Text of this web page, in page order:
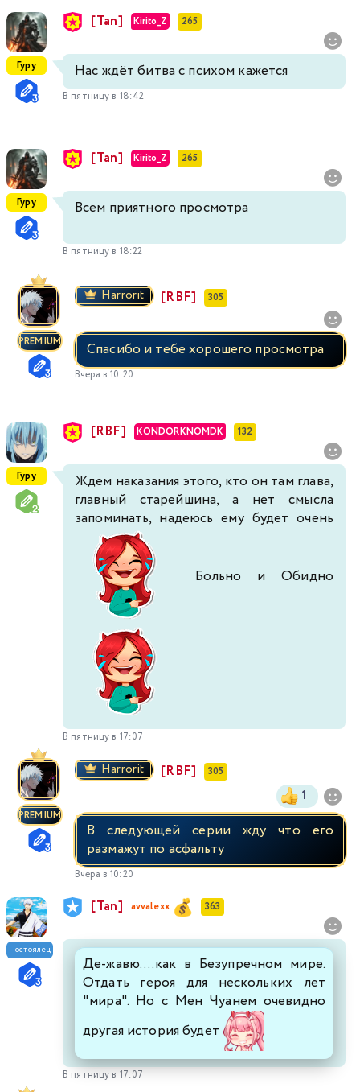
Гуру
[Tan] Kirito_Z 265
Нас ждёт битва с психом кажется
В пятницу в 18:42
Гуру
[Tan] Kirito_Z 265
Всем приятного просмотра
В пятницу в 18:22
PREMIUM
Harrorit [RBF] 305
Спасибо и тебе хорошего просмотра
Вчера в 10:20
Гуру
[RBF] KONDORKNOMDK 132
Ждем наказания этого, кто он там глава,
главный старейшина, а нет смысла
запоминать, надеюсь ему будет очень
Больно и Обидно
В пятницу в 17:07
PREMIUM
Harrorit [RBF] 305
1
В следующей серии жду что его
размажут по асфальту
Вчера в 10:20
Постоялец
[Tan] avvalexx 363
Де-жавю....как в Безупречном мире.
Отдать героя для нескольких лет
"мира". Но с Мен Чуанем очевидно
другая история будет
В пятницу в 17:07